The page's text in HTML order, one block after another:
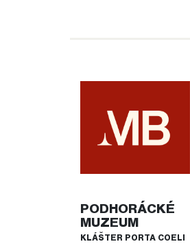
PODHORÁCKÉ
MUZEUM
KLÁŠTER PORTA COELI